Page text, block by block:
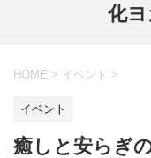
化
HOME > イベント >
イベント
癒しと安らぎ